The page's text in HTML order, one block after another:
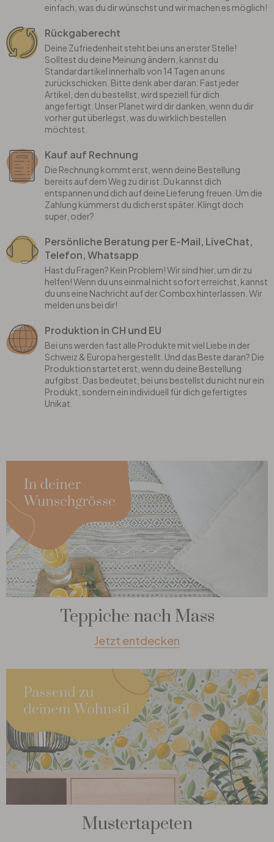
einfach, was du dir wünschst und wir machen es möglich!
Rückgaberecht
Deine Zufriedenheit steht bei uns an erster Stelle!
Solltest du deine Meinung ändern, kannst du
Standardartikel innerhalb von 14 Tagen an uns
zurückschicken. Bitte denk aber daran: Fast jeder
Artikel, den du bestellst, wird speziell für dich
angefertigt. Unser Planet wird dir danken, wenn du dir
vorher gut überlegst, was du wirklich bestellen
möchtest.
Kauf auf Rechnung
Die Rechnung kommt erst, wenn deine Bestellung
bereits auf dem Weg zu dir ist. Du kannst dich
entspannen und dich auf deine Lieferung freuen. Um die
Zahlung kümmerst du dich erst später. Klingt doch
super, oder?
Persönliche Beratung per E-Mail, LiveChat,
Telefon, Whatsapp
Hast du Fragen? Kein Problem! Wir sind hier, um dir zu
helfen! Wenn du uns einmal nicht sofort erreichst, kannst
du uns eine Nachricht auf der Combox hinterlassen. Wir
melden uns bei dir!
Produktion in CH und EU
Bei uns werden fast alle Produkte mit viel Liebe in der
Schweiz & Europa hergestellt. Und das Beste daran? Die
Produktion startet erst, wenn du deine Bestellung
aufgibst. Das bedeutet, bei uns bestellst du nicht nur ein
Produkt, sondern ein individuell für dich gefertigtes
Unikat.
Teppiche nach Mass
Jetzt entdecken
Mustertapeten